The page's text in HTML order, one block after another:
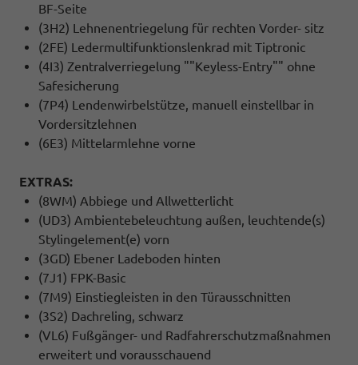
BF-Seite
(3H2) Lehnenentriegelung für rechten Vorder- sitz
(2FE) Ledermultifunktionslenkrad mit Tiptronic
(4I3) Zentralverriegelung ""Keyless-Entry"" ohne
Safesicherung
(7P4) Lendenwirbelstütze, manuell einstellbar in
Vordersitzlehnen
(6E3) Mittelarmlehne vorne
EXTRAS:
(8WM) Abbiege und Allwetterlicht
(UD3) Ambientebeleuchtung außen, leuchtende(s)
Stylingelement(e) vorn
(3GD) Ebener Ladeboden hinten
(7J1) FPK-Basic
(7M9) Einstiegleisten in den Türausschnitten
(3S2) Dachreling, schwarz
(VL6) Fußgänger- und Radfahrerschutzmaßnahmen
erweitert und vorausschauend